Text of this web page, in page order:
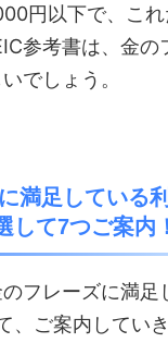
円以下で、こ
参考書は、金の
でしょう。
満足している
して7つご案内
フレーズに満足
、ご案内していき